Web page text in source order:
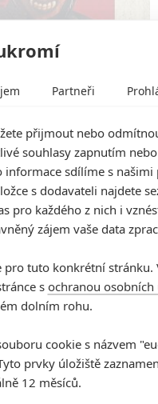
filmu
Partneři
přijmout nebo
souhlasy zapnutím
informace sdílíme s našimi
s dodavateli najdete
pro každého z nich i
zájem vaše data
tuto konkrétní stránku.
s ochranou osobních
dolním rohu.
cookie s názvem
prvky úložiště
12 měsíců.